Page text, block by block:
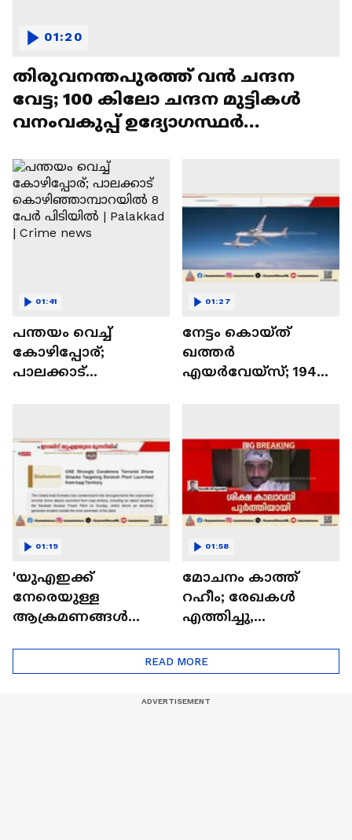
തിരുവനന്തപുരത്ത് വൻ ചന്ദന
വേട്ട; 100 കിലോ ചന്ദന മുട്ടികൾ
വനംവകുപ്പ് ഉദ്യോഗസ്ഥര്‍
01:20
പന്തയം വെച്ച്
കോഴിപ്പോര്;
പാലക്കാട്
01:41
നേട്ടം കൊയ്ത്
ഖത്തർ
എയർവേയ്സ്; 194
01:27
'യുഎഇക്ക്
നേരെയുള്ള
ആക്രമണങ്ങൾ
ഇറാഖ്
01:19
മോചനം കാത്ത്
റഹീം; രേഖകൾ
എത്തിച്ചു,
പൂർത്തിയാക്കി നാളെ
പുറത്തിറക്കാമെന്ന്
01:58
READ MORE